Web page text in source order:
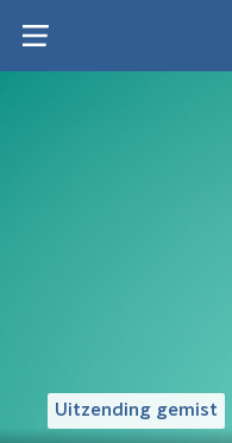
Uitzending gemist